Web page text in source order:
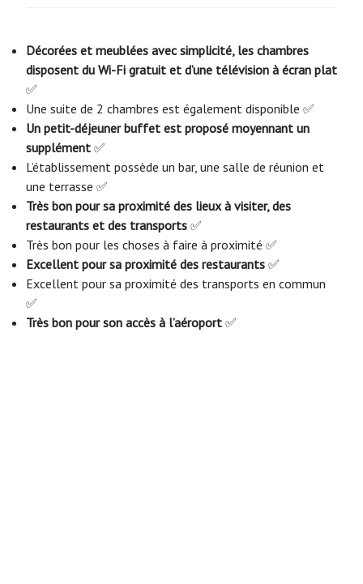
Décorées et meublées avec simplicité, les chambres
disposent du Wi-Fi gratuit et d’une télévision à écran plat
✅
Une suite de 2 chambres est également disponible ✅
Un petit-déjeuner buffet est proposé moyennant un
supplément ✅
L’établissement possède un bar, une salle de réunion et
une terrasse ✅
Très bon pour sa proximité des lieux à visiter, des
restaurants et des transports ✅
Très bon pour les choses à faire à proximité ✅
Excellent pour sa proximité des restaurants ✅
Excellent pour sa proximité des transports en commun
✅
Très bon pour son accès à l’aéroport ✅